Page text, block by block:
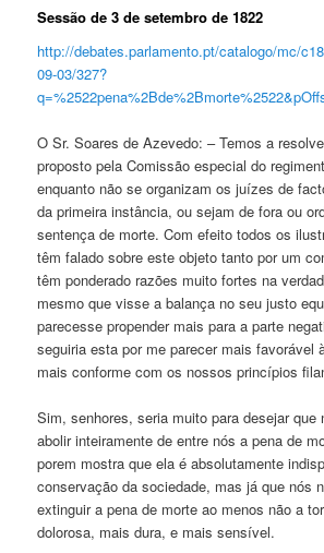
Sessão de 3 de setembro de 1822
http://debates.parlamento.pt/catalogo/mc/
09-03/327?
O Sr. Soares de Azevedo: – Temos a
proposto pela Comissão especial do
enquanto não se organizam os juízes de
da primeira instância, ou sejam de fora ou
sentença de morte. Com efeito todos os
têm falado sobre este objeto tanto por um
têm ponderado razões muito fortes na
mesmo que visse a balança no seu justo
parecesse propender mais para a parte
seguiria esta por me parecer mais favorável
mais conforme com os nossos princípios
Sim, senhores, seria muito para desejar que
abolir inteiramente de entre nós a pena de
porem mostra que ela é absolutamente
conservação da sociedade, mas já que nós
extinguir a pena de morte ao menos não a
dolorosa, mais dura, e mais sensível.